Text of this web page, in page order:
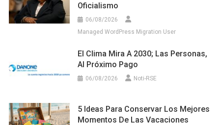
Oficialismo
06/08/2026
Managed WordPress Migration User
El Clima Mira A 2030; Las Personas,
Al Próximo Pago
06/08/2026 Noti-RSE
5 Ideas Para Conservar Los Mejores
Momentos De Las Vacaciones